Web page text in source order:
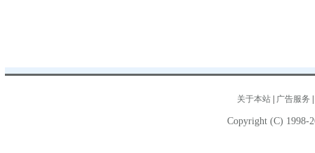
关于本站 广告服务
Copyright (C) 1998-